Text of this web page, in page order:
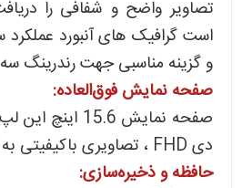
تصاویر واضح و شفافی را
است گرافیک های آنبورد عملکرد
و گزینه مناسبی جهت رندرینگ
صفحه نمایش فوق‌العاده:
صفحه نمایش
دی FHD ، تصاویری باکیفیتی به نمایش می‌گذارد.
حافظه و ذخیره‌سازی: